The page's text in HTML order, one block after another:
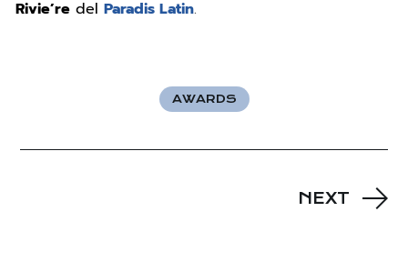
Rivie’re del Paradis Latin.
AWARDS
NEXT